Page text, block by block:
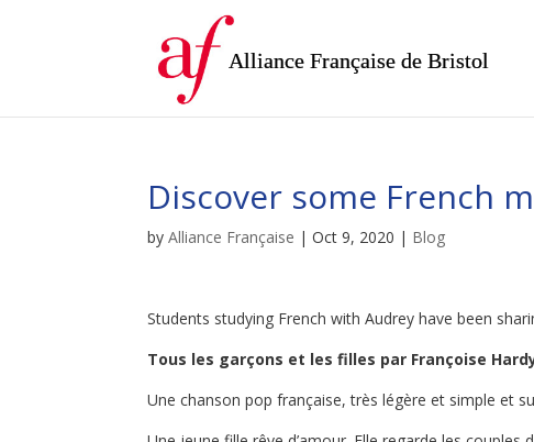
Alliance Française de Bristol
Discover some French
byAlliance Française |Oct 9, 2020 | Blog
Students studying French with Audrey have been
Tous les garçons et les filles par Françoise
Une chanson pop française, très légère et simple et